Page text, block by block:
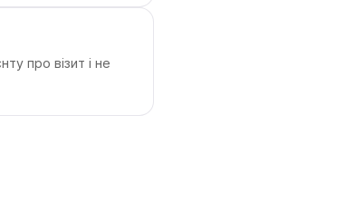
про візит і не